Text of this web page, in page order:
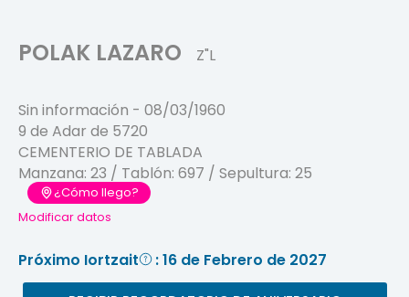
POLAK LAZARO Z"L
Sin información - 08/03/1960
9 de Adar de 5720
CEMENTERIO DE TABLADA
Manzana: 23 / Tablón: 697 / Sepultura: 25
¿Cómo llego?
Modificar datos
Próximo Iortzait : 16 de Febrero de 2027